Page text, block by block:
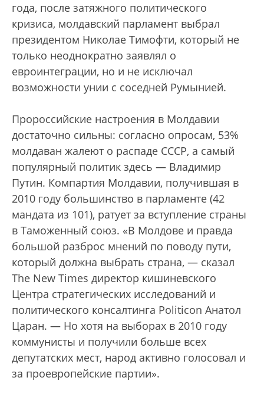
года, после затяжного политического
кризиса, молдавский парламент выбрал
президентом Николае Тимофти, который не
только неоднократно заявлял о
евроинтеграции, но и не исключал
возможности унии с соседней Румынией.
Пророссийские настроения в Молдавии
достаточно сильны: согласно опросам, 53%
молдаван жалеют о распаде СССР, а самый
популярный политик здесь — Владимир
Путин. Компартия Молдавии, получившая в
2010 году большинство в парламенте (42
мандата из 101), ратует за вступление страны
в Таможенный союз. «В Молдове и правда
большой разброс мнений по поводу пути,
который должна выбрать страна, — сказал
The New Times директор кишиневского
Центра стратегических исследований и
политического консалтинга Politicon Анатол
Царан. — Но хотя на выборах в 2010 году
коммунисты и получили больше всех
депутатских мест, народ активно голосовал и
за проевропейские партии».